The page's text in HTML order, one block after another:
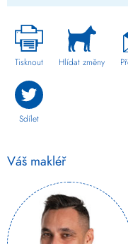
Tisknout Hlídat změny
Sdílet
Váš makléř